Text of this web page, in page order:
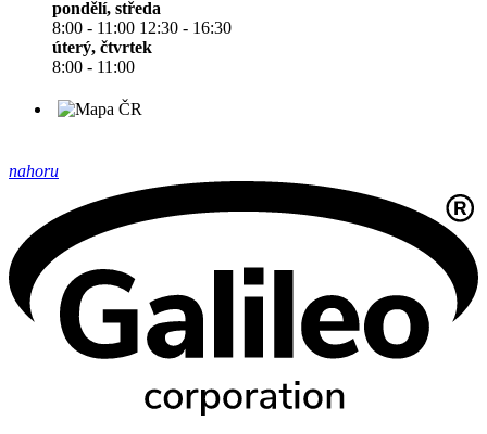
pondělí, středa
8:00 - 11:00 12:30 - 16:30
úterý, čtvrtek
8:00 - 11:00
nahoru